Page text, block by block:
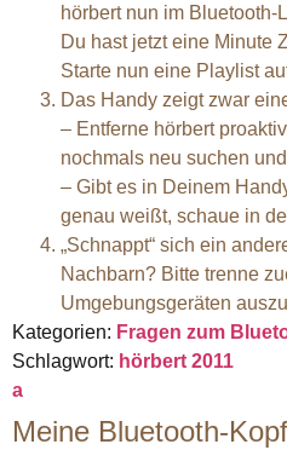
hörbert nun im Bluetooth-
Du hast jetzt eine Minute
Starte nun eine Playlist
Das Handy zeigt zwar
– Entferne hörbert
nochmals neu suchen
– Gibt es in Deinem
genau weißt, schaue in
„Schnappt“ sich ein
Nachbarn? Bitte trenne
Umgebungsgeräten
Kategorien: Fragen zum
Schlagwort: hörbert 2011
a
Meine Bluetooth-